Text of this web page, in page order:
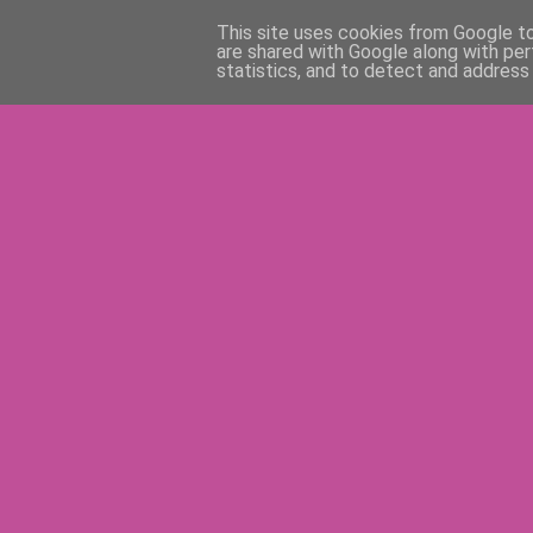
This site uses cookies from Google
are shared with Google along with
statistics, and to detect and address